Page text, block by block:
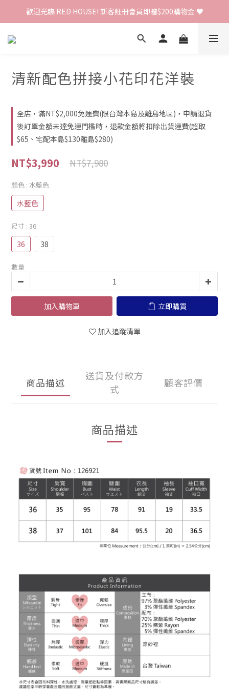
歡迎光臨 RED HOUSE! 新客註冊會員即贈$200購物金 ♥
歡迎光臨 RED HOUSE! 新客註冊會員即贈$200購物金 ♥
全館單筆訂單滿 $2000 免運 🚚
清新配色拼接小花印花洋裝
全店，滿NT$2,000免運費(限台灣本島及離島地區)，申請退貨
後訂單金額未達免運門檻時，退款金額將扣除出貨運費(超取
$65、宅配本島$130離島$280)
NT$3,990 NT$7,980
顏色 : 水藍色
水藍色
尺寸 : 36
36 38
數量
加入購物車 立即購買
加入追蹤清單
商品描述
送貨及付款方
式
顧客評價
商品描述